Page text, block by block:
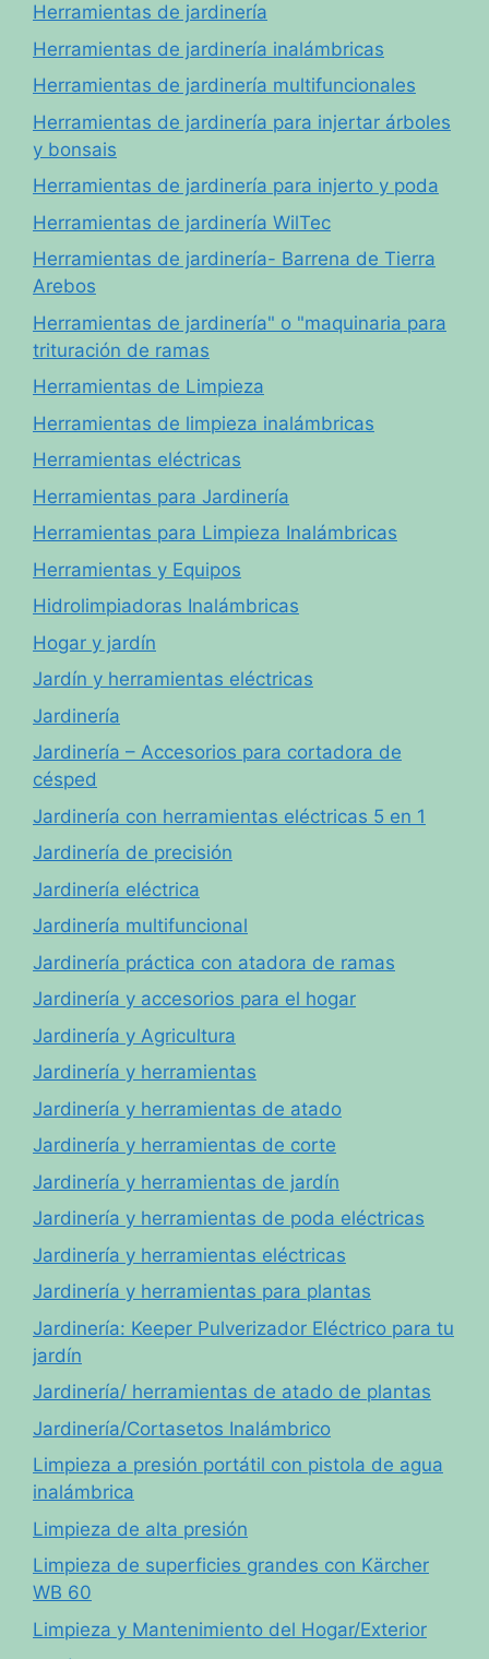
Herramientas de jardinería
Herramientas de jardinería inalámbricas
Herramientas de jardinería multifuncionales
Herramientas de jardinería para injertar árboles
y bonsais
Herramientas de jardinería para injerto y poda
Herramientas de jardinería WilTec
Herramientas de jardinería- Barrena de Tierra
Arebos
Herramientas de jardinería" o "maquinaria para
trituración de ramas
Herramientas de Limpieza
Herramientas de limpieza inalámbricas
Herramientas eléctricas
Herramientas para Jardinería
Herramientas para Limpieza Inalámbricas
Herramientas y Equipos
Hidrolimpiadoras Inalámbricas
Hogar y jardín
Jardín y herramientas eléctricas
Jardinería
Jardinería – Accesorios para cortadora de
césped
Jardinería con herramientas eléctricas 5 en 1
Jardinería de precisión
Jardinería eléctrica
Jardinería multifuncional
Jardinería práctica con atadora de ramas
Jardinería y accesorios para el hogar
Jardinería y Agricultura
Jardinería y herramientas
Jardinería y herramientas de atado
Jardinería y herramientas de corte
Jardinería y herramientas de jardín
Jardinería y herramientas de poda eléctricas
Jardinería y herramientas eléctricas
Jardinería y herramientas para plantas
Jardinería: Keeper Pulverizador Eléctrico para tu
jardín
Jardinería/ herramientas de atado de plantas
Jardinería/Cortasetos Inalámbrico
Limpieza a presión portátil con pistola de agua
inalámbrica
Limpieza de alta presión
Limpieza de superficies grandes con Kärcher
WB 60
Limpieza y Mantenimiento del Hogar/Exterior